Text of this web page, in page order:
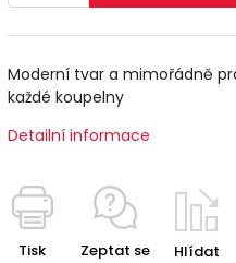
Moderní tvar a mimořádně
každé koupelny
Detailní informace
Tisk Zeptat se Hlídat